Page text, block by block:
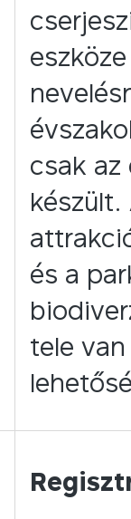
csak az
készült.
és a
tele